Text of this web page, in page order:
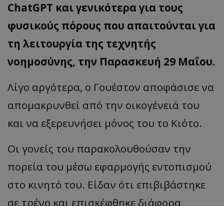
ChatGPT και γενικότερα για τους
φυσικούς πόρους που απαιτούνται για
τη λειτουργία της τεχνητής
νοημοσύνης, την Παρασκευή 29 Μαΐου.
Λίγο αργότερα, ο Γουέστον αποφάσισε να
απομακρυνθεί από την οικογένειά του
και να εξερευνήσει μόνος του το Κιότο.
Οι γονείς του παρακολουθούσαν την
πορεία του μέσω εφαρμογής εντοπισμού
στο κινητό του. Είδαν ότι επιβιβάστηκε
σε τρένο και επισκέφθηκε διάφορα